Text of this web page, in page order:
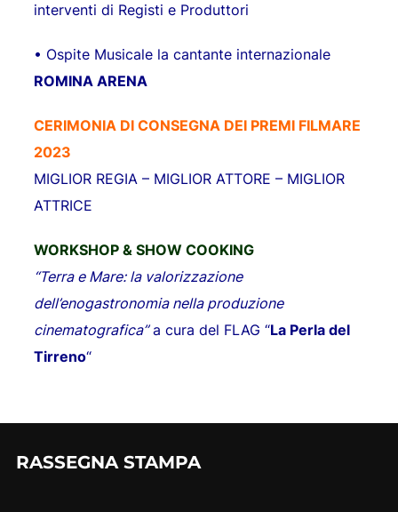
interventi di Registi e Produttori
• Ospite Musicale la cantante internazionale
ROMINA ARENA
CERIMONIA DI CONSEGNA DEI PREMI FILMARE
2023
MIGLIOR REGIA – MIGLIOR ATTORE – MIGLIOR
ATTRICE
WORKSHOP & SHOW COOKING
“Terra e Mare: la valorizzazione
dell’enogastronomia nella produzione
cinematografica”a cura del FLAG “La Perla del
Tirreno“
RASSEGNA STAMPA